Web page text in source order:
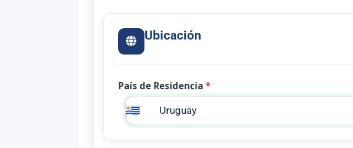
Ubicación
País de Residencia*
🇺🇾